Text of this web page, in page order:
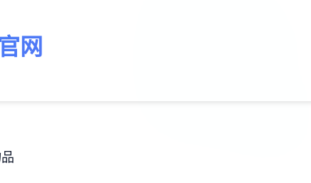
网